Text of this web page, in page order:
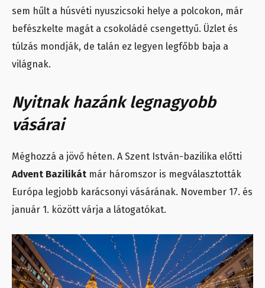
sem hűlt a húsvéti nyuszicsoki helye a polcokon, már
befészkelte magát a csokoládé csengettyű. Üzlet és
túlzás mondják, de talán ez legyen legfőbb baja a
világnak.
Nyitnak hazánk legnagyobb
vásárai
Méghozzá a jövő héten. A Szent István-bazilika előtti
Advent Bazilikát már háromszor is megválasztották
Európa legjobb karácsonyi vásárának. November 17. és
január 1. között várja a látogatókat.